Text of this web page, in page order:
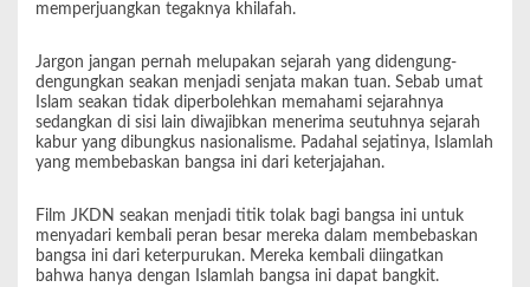
memperjuangkan tegaknya khilafah.
Jargon jangan pernah melupakan sejarah yang didengung-
dengungkan seakan menjadi senjata makan tuan. Sebab umat
Islam seakan tidak diperbolehkan memahami sejarahnya
sedangkan di sisi lain diwajibkan menerima seutuhnya sejarah
kabur yang dibungkus nasionalisme. Padahal sejatinya, Islamlah
yang membebaskan bangsa ini dari keterjajahan.
Film JKDN seakan menjadi titik tolak bagi bangsa ini untuk
menyadari kembali peran besar mereka dalam membebaskan
bangsa ini dari keterpurukan. Mereka kembali diingatkan
bahwa hanya dengan Islamlah bangsa ini dapat bangkit.